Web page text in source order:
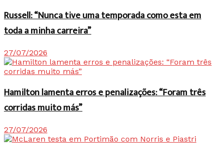
Russell: “Nunca tive uma temporada como esta em
toda a minha carreira”
27/07/2026
Hamilton lamenta erros e penalizações: “Foram três
corridas muito más”
27/07/2026